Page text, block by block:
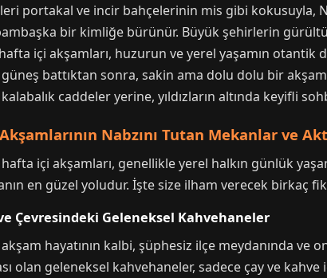
portakal ve incir bahçelerinin mis gibi kokusuyla,
bir kimliğe bürünür. Büyük şehirlerin
içi akşamları, huzurun ve yerel yaşamın
battıktan sonra, sakin ama dolu dolu bir
kalabalık caddeler yerine, yıldızların altında keyifli
Nabzını Tutan Mekanlar ve
içi akşamları, genellikle yerel halkın günlük
en güzel yoludur. İşte size ilham verecek birkaç
Çevresindeki Geleneksel Kahvehaneler
hayatının kalbi, şüphesiz ilçe meydanında
olan geleneksel kahvehaneler, sadece çay ve